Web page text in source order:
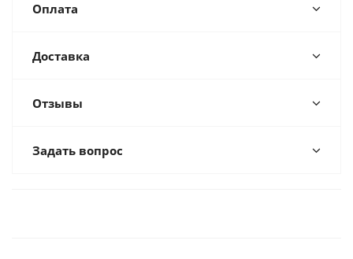
Оплата
Доставка
Отзывы
Задать вопрос